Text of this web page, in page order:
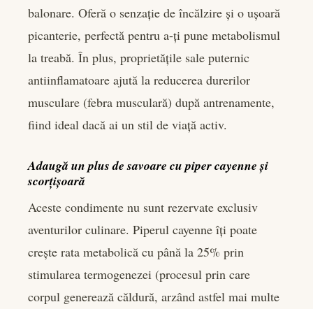
balonare. Oferă o senzație de încălzire și o ușoară
picanterie, perfectă pentru a-ți pune metabolismul
la treabă. În plus, proprietățile sale puternic
antiinflamatoare ajută la reducerea durerilor
musculare (febra musculară) după antrenamente,
fiind ideal dacă ai un stil de viață activ.
Adaugă un plus de savoare cu piper cayenne și
scorțișoară
Aceste condimente nu sunt rezervate exclusiv
aventurilor culinare. Piperul cayenne îți poate
crește rata metabolică cu până la 25% prin
stimularea termogenezei (procesul prin care
corpul generează căldură, arzând astfel mai multe